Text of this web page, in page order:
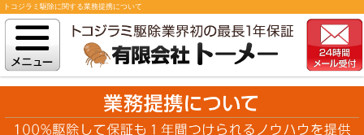
トコジラミ駆除に関する業務提携について